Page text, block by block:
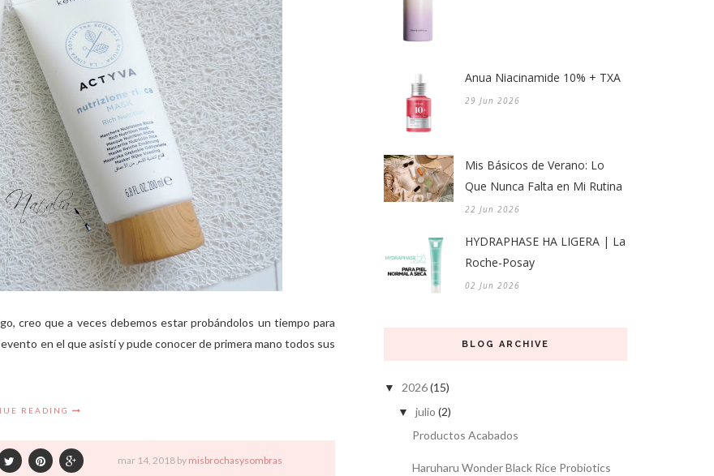
creo que a veces debemos estar probándolos un tiempo para
en el que asistí y pude conocer de primera mano todos sus
READING
mar 14, 2018 by misbrochasysombras
Anua Niacinamide 10% + TXA
29 Jun 2026
Mis Básicos de Verano: Lo
Que Nunca Falta en Mi Rutina
22 Jun 2026
HYDRAPHASE HA LIGERA | La
Roche-Posay
02 Jun 2026
BLOG ARCHIVE
▼ 2026(15)
▼ julio (2)
Productos Acabados
Haruharu Wonder Black Rice Probiotics